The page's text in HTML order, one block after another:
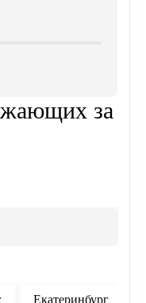
за
Екатеринбург